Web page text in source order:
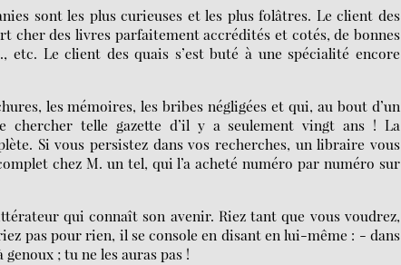
sont les plus curieuses et les plus folâtres. Le client des
cher des livres parfaitement accrédités et cotés, de bonnes
etc. Le client des quais s’est buté à une spécialité encore
les mémoires, les bribes négligées et qui, au bout d’un
chercher telle gazette d’il y a seulement vingt ans ! La
Si vous persistez dans vos recherches, un libraire vous
chez M. un tel, qui l’a acheté numéro par numéro sur
qui connaît son avenir. Riez tant que vous voudrez,
pas pour rien, il se console en disant en lui-même : - dans
; tu ne les auras pas !